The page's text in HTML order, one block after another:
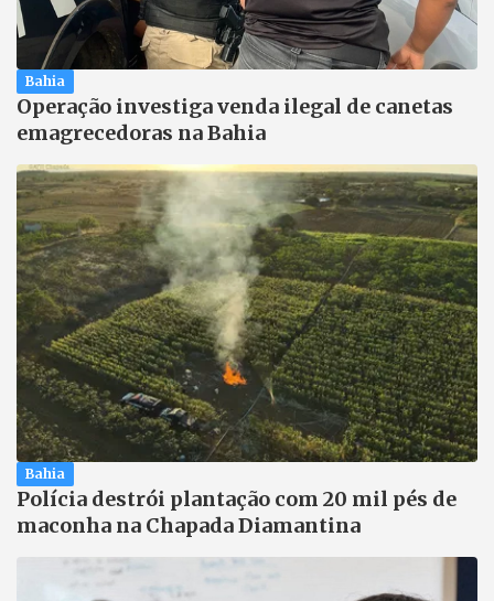
Bahia
Operação investiga venda ilegal de canetas
emagrecedoras na Bahia
Bahia
Polícia destrói plantação com 20 mil pés de
maconha na Chapada Diamantina